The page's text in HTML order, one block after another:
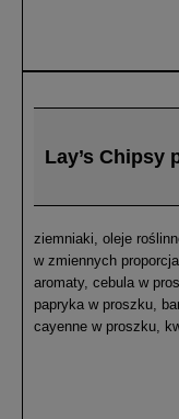
Lay’s Chipsy
ziemniaki, oleje
w zmiennych
aromaty, cebula w
papryka w proszku,
cayenne w proszku,